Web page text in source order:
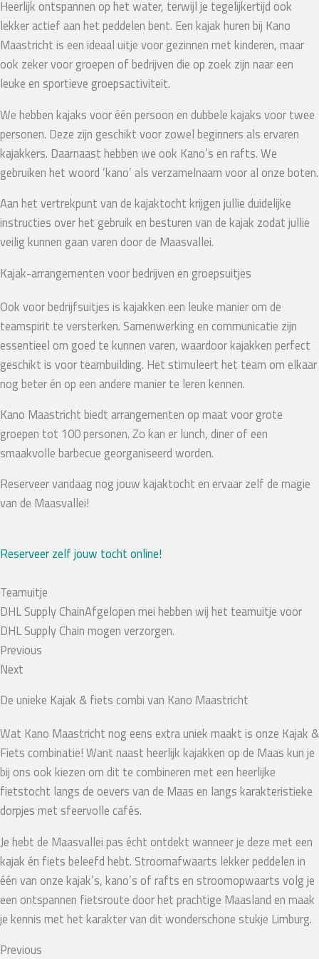
Heerlijk ontspannen op het water, terwijl je tegelijkertijd ook
lekker actief aan het peddelen bent. Een kajak huren bij Kano
Maastricht is een ideaal uitje voor gezinnen met kinderen, maar
ook zeker voor groepen of bedrijven die op zoek zijn naar een
leuke en sportieve groepsactiviteit.
We hebben kajaks voor één persoon en dubbele kajaks voor twee
personen. Deze zijn geschikt voor zowel beginners als ervaren
kajakkers. Daarnaast hebben we ook Kano’s en rafts. We
gebruiken het woord ‘kano’ als verzamelnaam voor al onze boten.
Aan het vertrekpunt van de kajaktocht krijgen jullie duidelijke
instructies over het gebruik en besturen van de kajak zodat jullie
veilig kunnen gaan varen door de Maasvallei.
Kajak-arrangementen voor bedrijven en groepsuitjes
Ook voor bedrijfsuitjes is kajakken een leuke manier om de
teamspirit te versterken. Samenwerking en communicatie zijn
essentieel om goed te kunnen varen, waardoor kajakken perfect
geschikt is voor teambuilding. Het stimuleert het team om elkaar
nog beter én op een andere manier te leren kennen.
Kano Maastricht biedt arrangementen op maat voor grote
groepen tot 100 personen. Zo kan er lunch, diner of een
smaakvolle barbecue georganiseerd worden.
Reserveer vandaag nog jouw kajaktocht en ervaar zelf de magie
van de Maasvallei!
Reserveer zelf jouw tocht online!
Teamuitje
DHL Supply ChainAfgelopen mei hebben wij het teamuitje voor
DHL Supply Chain mogen verzorgen.
Previous
Next
De unieke Kajak & fiets combi van Kano Maastricht
Wat Kano Maastricht nog eens extra uniek maakt is onze Kajak &
Fiets combinatie! Want naast heerlijk kajakken op de Maas kun je
bij ons ook kiezen om dit te combineren met een heerlijke
fietstocht langs de oevers van de Maas en langs karakteristieke
dorpjes met sfeervolle cafés.
Je hebt de Maasvallei pas écht ontdekt wanneer je deze met een
kajak én fiets beleefd hebt. Stroomafwaarts lekker peddelen in
één van onze kajak’s, kano’s of rafts en stroomopwaarts volg je
een ontspannen fietsroute door het prachtige Maasland en maak
je kennis met het karakter van dit wonderschone stukje Limburg.
Previous